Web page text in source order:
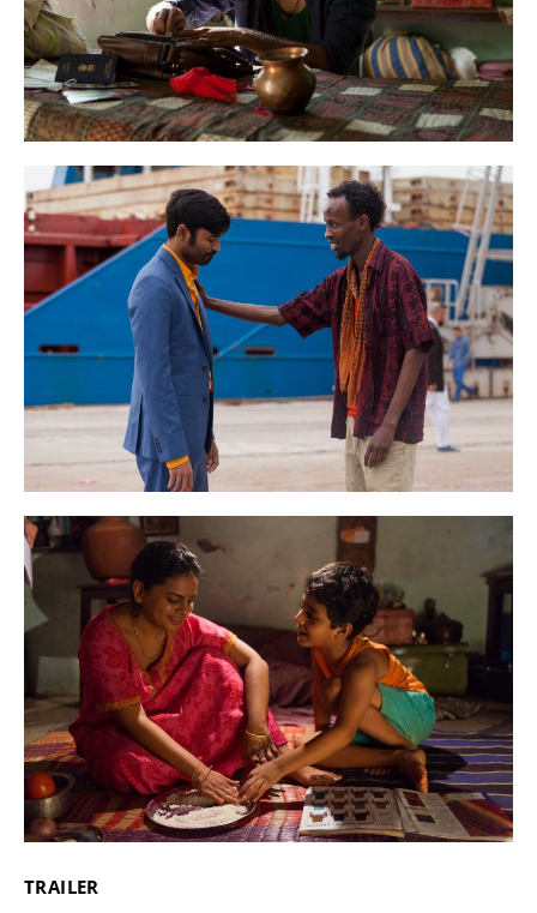
TRAILER